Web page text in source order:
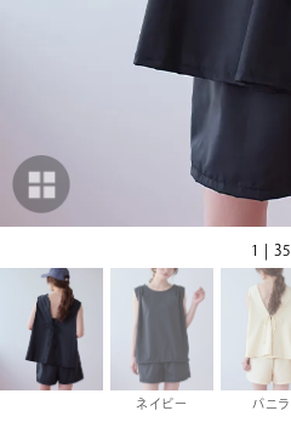
1 | 35
ネイビー バニラ